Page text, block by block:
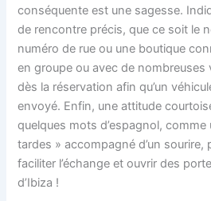
conséquente est une sagesse.
de rencontre précis, que ce soit le
numéro de rue ou une boutique
en groupe ou avec de
dès la réservation afin qu’un
envoyé. Enfin, une attitude
quelques mots d’espagnol, comme
tardes » accompagné d’un
faciliter l’échange et ouvrir des
d’Ibiza !